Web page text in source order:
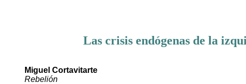
Las crisis endógenas de la
Miguel Cortavitarte
Rebelión